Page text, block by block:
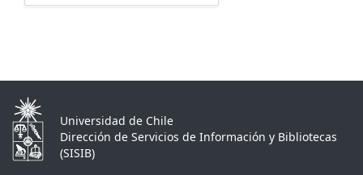
Universidad de Chile
Dirección de Servicios de Información y Bibliotecas
(SISIB)